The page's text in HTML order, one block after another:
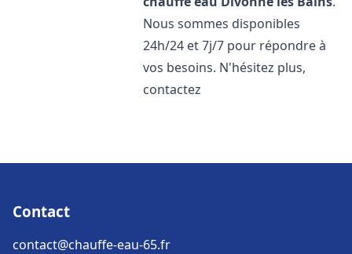
Nous sommes disponibles
24h/24 et 7j/7 pour répondre à
vos besoins. N'hésitez plus,
contactez
Contact
contact@chauffe-eau-65.fr